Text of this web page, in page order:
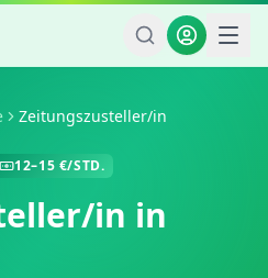
Zeitungszusteller/in
12–15 €/STD.
in in